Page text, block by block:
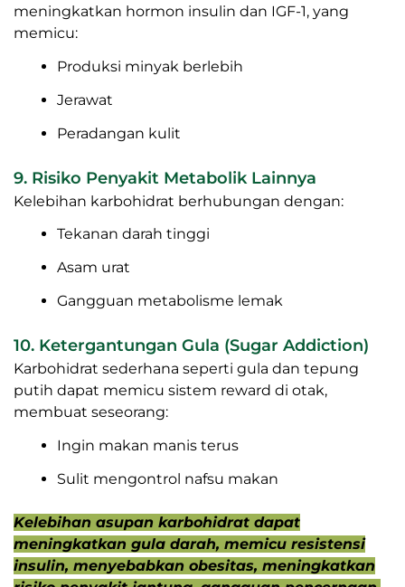
meningkatkan hormon insulin dan IGF-1, yang
memicu:
Produksi minyak berlebih
Jerawat
Peradangan kulit
9. Risiko Penyakit Metabolik Lainnya
Kelebihan karbohidrat berhubungan dengan:
Tekanan darah tinggi
Asam urat
Gangguan metabolisme lemak
10. Ketergantungan Gula (Sugar Addiction)
Karbohidrat sederhana seperti gula dan tepung
putih dapat memicu sistem reward di otak,
membuat seseorang:
Ingin makan manis terus
Sulit mengontrol nafsu makan
Kelebihan asupan karbohidrat dapat
meningkatkan gula darah, memicu resistensi
insulin, menyebabkan obesitas, meningkatkan